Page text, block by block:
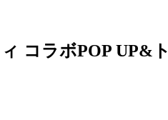
コラボPOP UP&